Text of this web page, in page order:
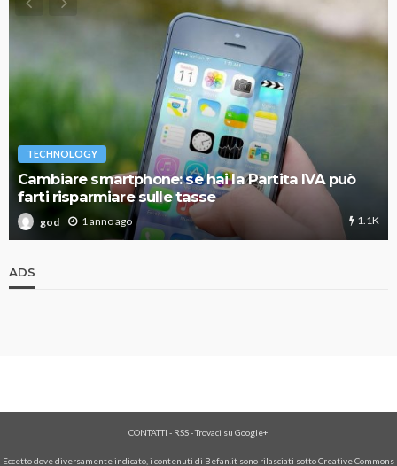
TECHNOLOGY
Cambiare smartphone: se hai la Partita IVA può
farti risparmiare sulle tasse
god 1 anno ago 1.1K
ADS
CONTATTI - RSS-Trovaci su Google+
Eccetto dove diversamente indicato, i contenuti di Befan.it sono rilasciati sotto Creative Commons